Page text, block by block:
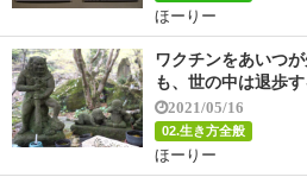
ほーりー
ワクチンをあいつ
も、世の中は退歩す
2021/05/16
02.生き方全般
ほーりー